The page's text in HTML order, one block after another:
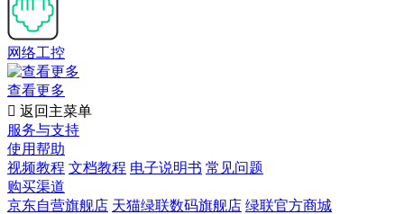
网络工控
查看更多
 返回主菜单
服务与支持
使用帮助
视频教程 文档教程 电子说明书 常见问题
购买渠道
京东自营旗舰店 天猫绿联数码旗舰店 绿联官方商城